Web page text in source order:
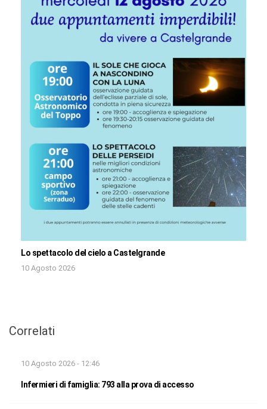
Lo spettacolo del cielo a Castelgrande
10 Agosto 2026
Correlati
10 Agosto 2026 - 12:46
Infermieri di famiglia: 793 alla prova di accesso